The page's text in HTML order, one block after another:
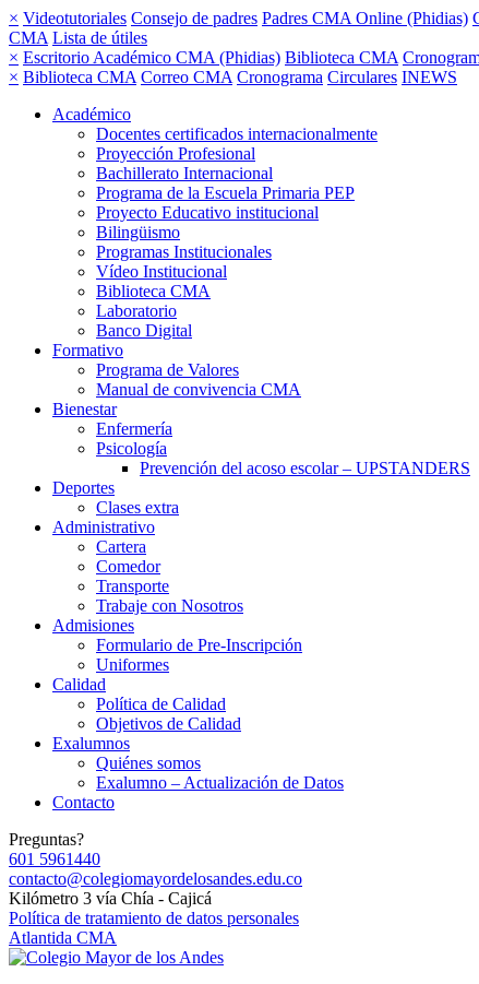
× Videotutoriales Consejo de padres Padres CMA Online (Phidias)
CMA Lista de útiles
× Escritorio Académico CMA (Phidias) Biblioteca CMA
× Biblioteca CMA Correo CMA Cronograma Circulares INEWS
Académico
Docentes certificados internacionalmente
Proyección Profesional
Bachillerato Internacional
Programa de la Escuela Primaria PEP
Proyecto Educativo institucional
Bilingüismo
Programas Institucionales
Vídeo Institucional
Biblioteca CMA
Laboratorio
Banco Digital
Formativo
Programa de Valores
Manual de convivencia CMA
Bienestar
Enfermería
Psicología
Prevención del acoso escolar – UPSTANDERS
Deportes
Clases extra
Administrativo
Cartera
Comedor
Transporte
Trabaje con Nosotros
Admisiones
Formulario de Pre-Inscripción
Uniformes
Calidad
Política de Calidad
Objetivos de Calidad
Exalumnos
Quiénes somos
Exalumno – Actualización de Datos
Contacto
Preguntas?
601 5961440
contacto@colegiomayordelosandes.edu.co
Kilómetro 3 vía Chía - Cajicá
Política de tratamiento de datos personales
Atlantida CMA